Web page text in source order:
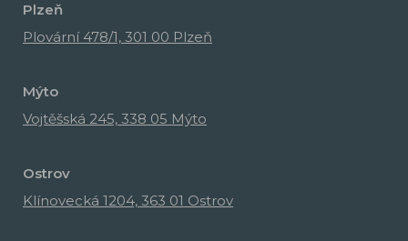
Plzeň
Plovární 478/1, 301 00 Plzeň
Mýto
Vojtěšská 245, 338 05 Mýto
Ostrov
Klínovecká 1204, 363 01 Ostrov